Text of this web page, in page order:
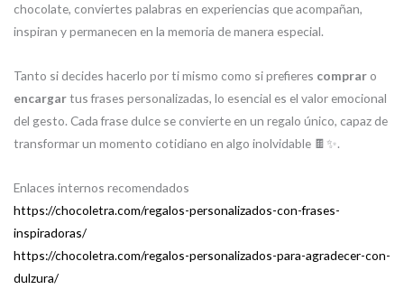
chocolate, conviertes palabras en experiencias que acompañan,
inspiran y permanecen en la memoria de manera especial.
Tanto si decides hacerlo por ti mismo como si prefieres comprar o
encargartus frases personalizadas, lo esencial es el valor emocional
del gesto. Cada frase dulce se convierte en un regalo único, capaz de
transformar un momento cotidiano en algo inolvidable 🍫✨.
Enlaces internos recomendados
https://chocoletra.com/regalos-personalizados-con-frases-
inspiradoras/
https://chocoletra.com/regalos-personalizados-para-agradecer-con-
dulzura/